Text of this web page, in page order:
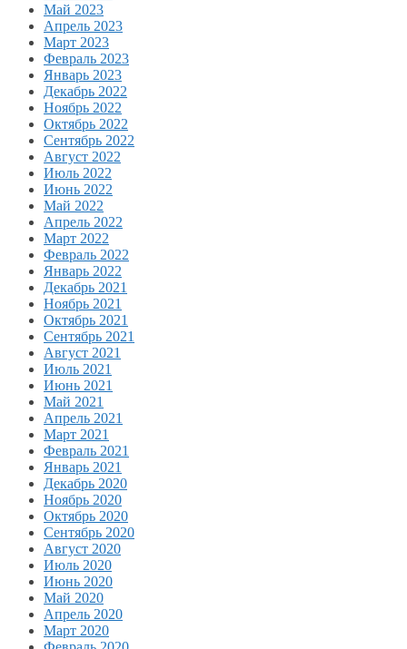
Май 2023
Апрель 2023
Март 2023
Февраль 2023
Январь 2023
Декабрь 2022
Ноябрь 2022
Октябрь 2022
Сентябрь 2022
Август 2022
Июль 2022
Июнь 2022
Май 2022
Апрель 2022
Март 2022
Февраль 2022
Январь 2022
Декабрь 2021
Ноябрь 2021
Октябрь 2021
Сентябрь 2021
Август 2021
Июль 2021
Июнь 2021
Май 2021
Апрель 2021
Март 2021
Февраль 2021
Январь 2021
Декабрь 2020
Ноябрь 2020
Октябрь 2020
Сентябрь 2020
Август 2020
Июль 2020
Июнь 2020
Май 2020
Апрель 2020
Март 2020